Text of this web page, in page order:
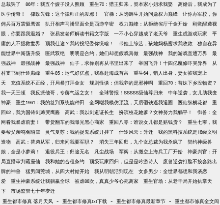
总裁哭了
86年：我五个嫂子没人照顾 重生70：猎王归来，资本家小姐求我娶
离婚后，我成为了
医学传奇！
律政先锋：这个律师正的发邪！ 官梯：从选调生开始问鼎权力巅峰
让你办军校，你
佣兵百万震慑鹰酱
扒开相声马褂里面全是西游辛密 权力巅峰：从拒绝省厅千金开始
刚觉醒透视
眼，你要跟我退婚？
张易发老师解读书籍文字版 一不小心穿越成了老天爷 重生成游戏玩家
平
庸的人不拯救世界
顶我仕途？我转投纪委你慌啥！ 带娃上综艺，孩她妈杨蜜求我收敛
独自在异
能世界中闯荡升级
医武双绝 明明是合约，她们却想假戏真做 最强战神 我的游戏直通万界
最
强战神
最强战神 最强战神 仙子，求你别再从书里出来了 举国飞升！十四亿魔修吓哭异界
从
村支书到仕途巅峰
重生85：运气好亿点，我靠赶海成首富
重生64，猎人出身，妻女被我宠上
天
充值系统不正经，开局暴打拜金女 规则怪谈：但我养的是邪神啊
重回70：替妹下乡没物资？
我一天三顿
我反派他哥，专薅气运之女！ 全球警报！SSSSS级仙尊归来
中年逆袭，女儿助我变
神豪
重生1961：我的签到系统能种田 全网嘲我模仿顶流，天后砸钱逼我退圈 医仙纵横花都
重
回62，我为国铸剑薅哭鹰酱
高武：我以剑道证长生 扮演校花她爹？女神努力我躺平！
御兽：全
网看我暴虐前妻！
带货翻车的我曝光黑心商家 重回八零：谁说女儿都是赔钱货？
重生七零，我
要帮父亲鸣冤昭雪
灵气复苏：我的捉鬼系统开挂了 仕途风云：升迁
我的黑科技系统是18级文明
造物
高武：替弟从军，归来问我要军职？ 消失三年回归，九个女总裁为我杀疯了
契约神级兽
娘，全是小萝莉！
退役兵王：归途无名 凡尘战场 军阀：从搬空上海兵工厂开始
神豪判官：开
局直播审判霸座仙
我和她的合租条约 顶级玩家回归，但是是吟游诗人
废兽逆袭打脸不按套路出
牌的神兽
猛男闯莞城，从四大村姑开始 我从明朝活到现在
女多男少：全世界都想和我谈恋
爱
重生神豪系统让我躺赢全球 被虐88次，真真少爷心死离家
重生官场：从老干局开始执掌天
下
市场监管七十年变迁
重生都市修真 落月天风 - 重生都市修真txt下载 - 重生都市修真最新章节 - 重生都市修真全文阅